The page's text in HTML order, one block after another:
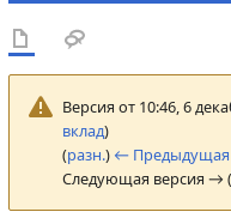
Версия от 10:46, 6
вклад)
(разн.) ← Предыдущая
Следующая версия →